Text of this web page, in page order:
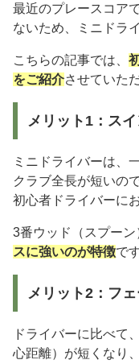
最近のプレースコア
ないため、ミニドラ
こちらの記事では、
をご紹介させていた
メリット1：ス
ミニドライバーは、
クラブ全長が短いの
初心者ドライバーに
3番ウッド（スプーン
スに強いのが特徴で
メリット2：フ
ドライバーに比べて
心距離）が短くなり